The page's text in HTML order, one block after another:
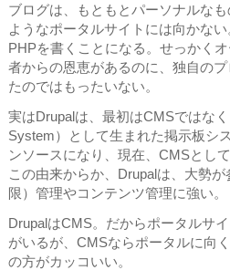
ブログは、もともとパーソナルな
ようなポータルサイトには向かな
PHPを書くことになる。せっかく
者からの恩恵があるのに、独自の
たのではもったいない。
実はDrupalは、最初はCMSではな
System）として生まれた掲示板シ
ンソースになり、現在、CMSとし
この由来からか、Drupalは、大勢
限）管理やコンテンツ管理に強い。
DrupalはCMS。だからポータルサ
がいるが、CMSならポータルに向
の方がカッコいい。